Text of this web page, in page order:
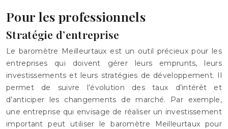
Pour les professionnels
Stratégie d’entreprise
Le baromètre Meilleurtaux est un outil précieux pour les
entreprises qui doivent gérer leurs emprunts, leurs
investissements et leurs stratégies de développement. Il
permet de suivre l’évolution des taux d’intérêt et
d’anticiper les changements de marché. Par exemple,
une entreprise qui envisage de réaliser un investissement
important peut utiliser le baromètre Meilleurtaux pour